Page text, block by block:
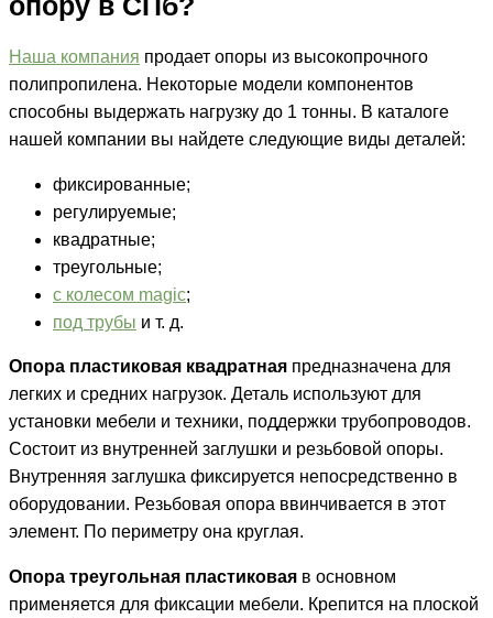
Наша компания продает опоры из высокопрочного
полипропилена. Некоторые модели компонентов
способны выдержать нагрузку до 1 тонны. В каталоге
нашей компании вы найдете следующие виды деталей:
фиксированные;
регулируемые;
квадратные;
треугольные;
с колесом magic;
под трубы и т. д.
Опора пластиковая квадратная предназначена для
легких и средних нагрузок. Деталь используют для
установки мебели и техники, поддержки трубопроводов.
Состоит из внутренней заглушки и резьбовой опоры.
Внутренняя заглушка фиксируется непосредственно в
оборудовании. Резьбовая опора ввинчивается в этот
элемент. По периметру она круглая.
Опора треугольная пластиковая в основном
применяется для фиксации мебели. Крепится на плоской